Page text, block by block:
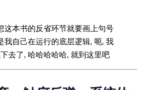
这本书的反省环节就要画上句号
我自己在运行的底层逻辑, 呃, 我
去了, 哈哈哈哈哈, 就到这里吧